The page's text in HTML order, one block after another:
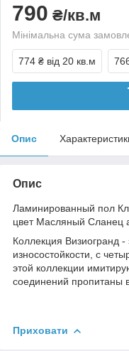
790 ₴/кв.м
Мінімальна сума
774 ₴ від 20 кв.м
Опис
Опис
Ламинированный пол
цвет Масляный Сланец
Коллекция Визиогранд -
износостойкости, с
этой коллекции
соединений пропитаны
Приховати